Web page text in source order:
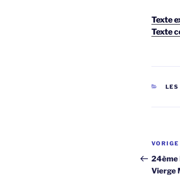
Texte
Texte
Vorig
bericht
VORIGE
24ème
Vierge